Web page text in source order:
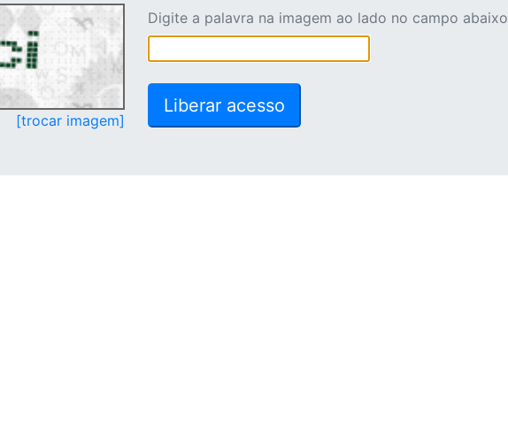
[trocar imagem]
Digite a palavra na imagem ao lado no campo abaixo